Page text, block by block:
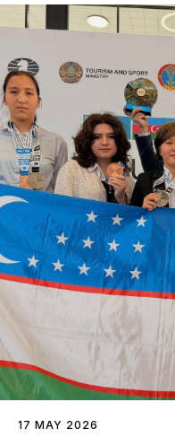
17 MAY 2026